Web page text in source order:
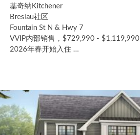
基奇纳Kitchener
Breslau社区
Fountain St N & Hwy 7
VVIP内部销售，$729,990 - $1,119,990
2026年春开始入住 ...